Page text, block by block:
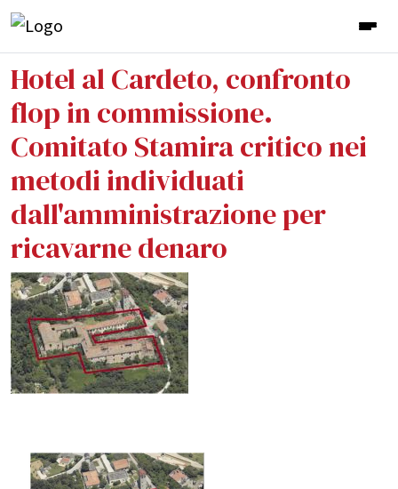
Hotel al Cardeto, confronto
flop in commissione.
Comitato Stamira critico nei
metodi individuati
dall'amministrazione per
ricavarne denaro